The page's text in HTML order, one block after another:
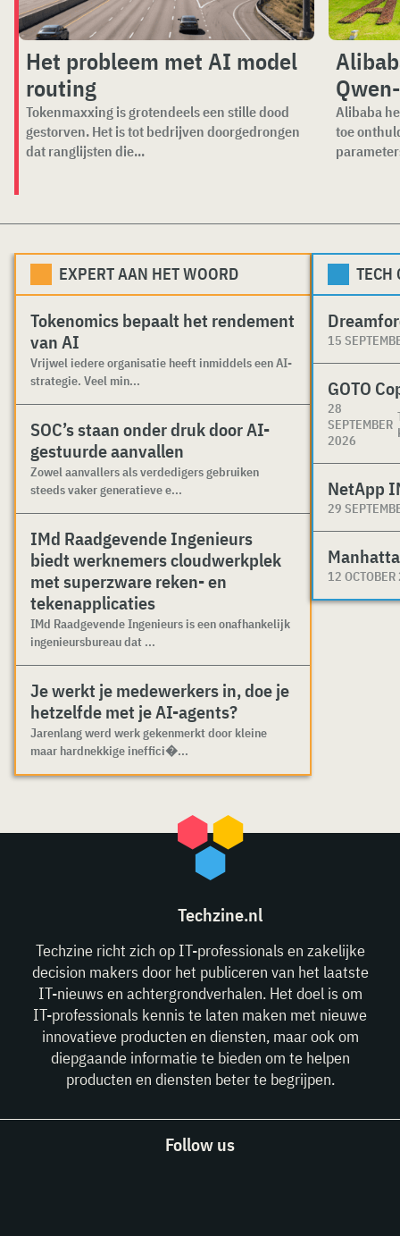
Het probleem met AI model
routing
Tokenmaxxing is grotendeels een stille dood
gestorven. Het is tot bedrijven doorgedrongen
dat ranglijsten die...
Alibaba
toe
EXPERT AAN HET WOORD
Tokenomics bepaalt het rendement
van AI
Vrijwel iedere organisatie heeft inmiddels een AI-
strategie. Veel min...
SOC’s staan onder druk door AI-
gestuurde aanvallen
Zowel aanvallers als verdedigers gebruiken
steeds vaker generatieve e...
IMd Raadgevende Ingenieurs
biedt werknemers cloudwerkplek
met superzware reken- en
tekenapplicaties
IMd Raadgevende Ingenieurs is een onafhankelijk
ingenieursbureau dat ...
Je werkt je medewerkers in, doe je
hetzelfde met je AI-agents?
Jarenlang werd werk gekenmerkt door kleine
maar hardnekkige ineffici�...
TECH
15
GOTO
28
SEPTEMBER
2026
NetApp
29
12
Techzine.nl
Techzine richt zich op IT-professionals en zakelijke
decision makers door het publiceren van het laatste
IT-nieuws en achtergrondverhalen. Het doel is om
IT-professionals kennis te laten maken met nieuwe
innovatieve producten en diensten, maar ook om
diepgaande informatie te bieden om te helpen
producten en diensten beter te begrijpen.
Follow us